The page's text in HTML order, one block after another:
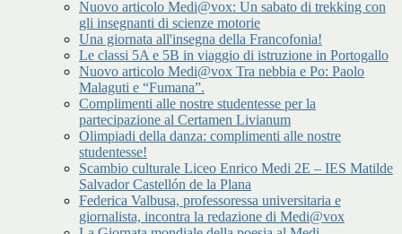
Nuovo articolo Medi@vox: Un sabato di trekking con
gli insegnanti di scienze motorie
Una giornata all'insegna della Francofonia!
Le classi 5A e 5B in viaggio di istruzione in Portogallo
Nuovo articolo Medi@vox Tra nebbia e Po: Paolo
Malaguti e “Fumana”.
Complimenti alle nostre studentesse per la
partecipazione al Certamen Livianum
Olimpiadi della danza: complimenti alle nostre
studentesse!
Scambio culturale Liceo Enrico Medi 2E – IES Matilde
Salvador Castellón de la Plana
Federica Valbusa, professoressa universitaria e
giornalista, incontra la redazione di Medi@vox